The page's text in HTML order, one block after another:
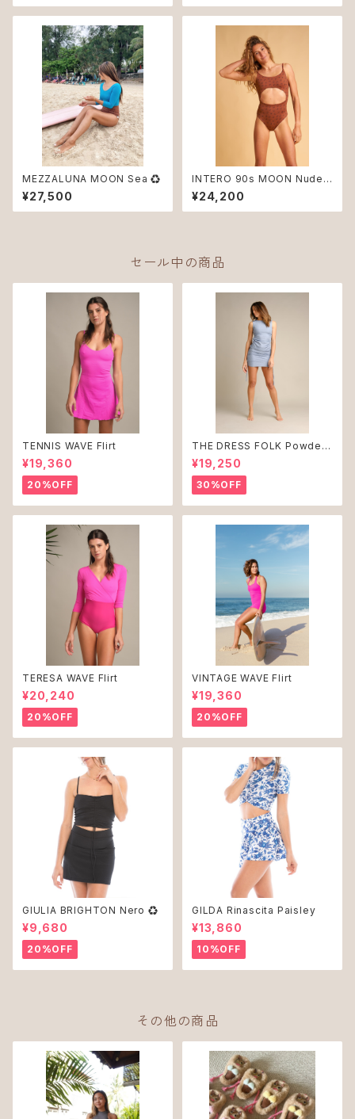
MEZZALUNA MOON Sea ♻︎
¥27,500
INTERO 90s MOON Nude
♻︎
¥24,200
セール中の商品
TENNIS WAVE Flirt
¥19,360
20%OFF
THE DRESS FOLK Powder
Blue ♻︎
¥19,250
30%OFF
TERESA WAVE Flirt
¥20,240
20%OFF
VINTAGE WAVE Flirt
¥19,360
20%OFF
GIULIA BRIGHTON Nero ♻︎
¥9,680
20%OFF
GILDA Rinascita Paisley
¥13,860
10%OFF
その他の商品